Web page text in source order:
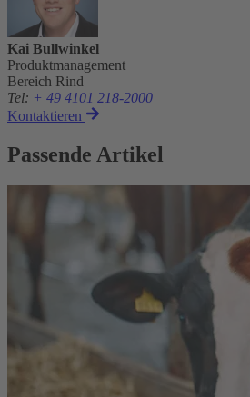
Kai Bullwinkel
Produktmanagement
Bereich Rind
Tel: + 49 4101 218-2000
Kontaktieren
Passende Artikel